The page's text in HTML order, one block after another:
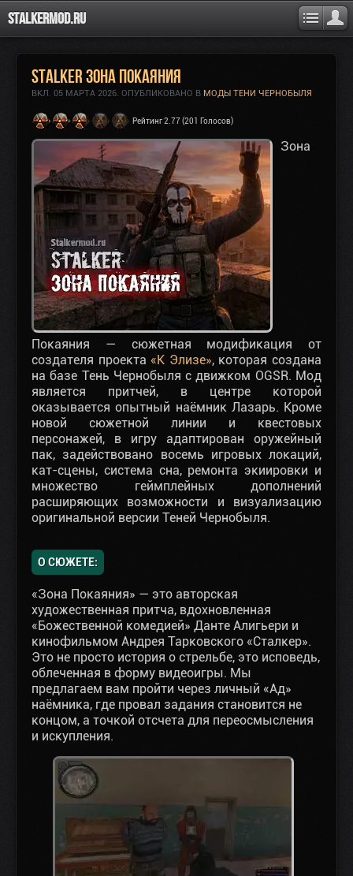
Stalkermod.ru
STALKER Зона Покаяния
ВКЛ. 05 МАРТА 2026. ОПУБЛИКОВАНО В МОДЫ ТЕНИ ЧЕРНОБЫЛЯ
Рейтинг 2.77 (201 Голосов)
Зона
Покаяния — сюжетная модификация от
создателя проекта«К Элизе», которая создана
на базе Тень Чернобыля с движком OGSR. Мод
является притчей, в центре которой
оказывается опытный наёмник Лазарь. Кроме
новой сюжетной линии и квестовых
персонажей, в игру адаптирован оружейный
пак, задействовано восемь игровых локаций,
кат-сцены, система сна, ремонта экиировки и
множество геймплейных дополнений
расширяющих возможности и визуализацию
оригинальной версии Теней Чернобыля.
О СЮЖЕТЕ:
«Зона Покаяния» — это авторская
художественная притча, вдохновленная
«Божественной комедией» Данте Алигьери и
кинофильмом Андрея Тарковского «Сталкер».
Это не просто история о стрельбе, это исповедь,
облеченная в форму видеоигры. Мы
предлагаем вам пройти через личный «Ад»
наёмника, где провал задания становится не
концом, а точкой отсчета для переосмысления
и искупления.